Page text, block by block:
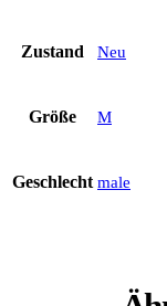
Zustand Neu
Größe M
Geschlecht male